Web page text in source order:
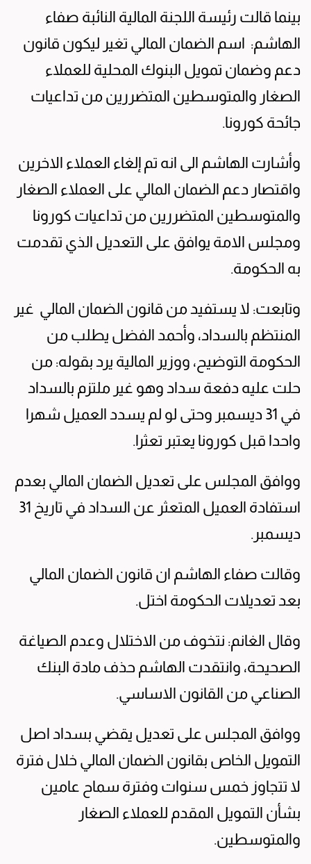
بينما قالت رئيسة اللجنة المالية النائبة صفاء
الهاشم: اسم الضمان المالي تغير ليكون قانون
دعم وضمان تمويل البنوك المحلية للعملاء
الصغار والمتوسطين المتضررين من تداعيات
جائحة كورونا.
وأشارت الهاشم الى انه تم إلغاء العملاء الاخرين
واقتصار دعم الضمان المالي على العملاء الصغار
والمتوسطين المتضررين من تداعيات كورونا
ومجلس الامة يوافق على التعديل الذي تقدمت
به الحكومة.
وتابعت: لا يستفيد من قانون الضمان المالي غير
المنتظم بالسداد، وأحمد الفضل يطلب من
الحكومة التوضيح، ووزير المالية يرد بقوله: من
حلت عليه دفعة سداد وهو غير ملتزم بالسداد
في 31 ديسمبر وحتى لو لم يسدد العميل شهرا
واحدا قبل كورونا يعتبر تعثرا.
ووافق المجلس على تعديل الضمان المالي بعدم
استفادة العميل المتعثر عن السداد في تاريخ 31
ديسمبر.
وقالت صفاء الهاشم ان قانون الضمان المالي
بعد تعديلات الحكومة اختل.
وقال الغانم: نتخوف من الاختلال وعدم الصياغة
الصحيحة، وانتقدت الهاشم حذف مادة البنك
الصناعي من القانون الاساسي.
ووافق المجلس على تعديل يقضي بسداد اصل
التمويل الخاص بقانون الضمان المالي خلال فترة
لا تتجاوز خمس سنوات وفترة سماح عامين
بشأن التمويل المقدم للعملاء الصغار
والمتوسطين.